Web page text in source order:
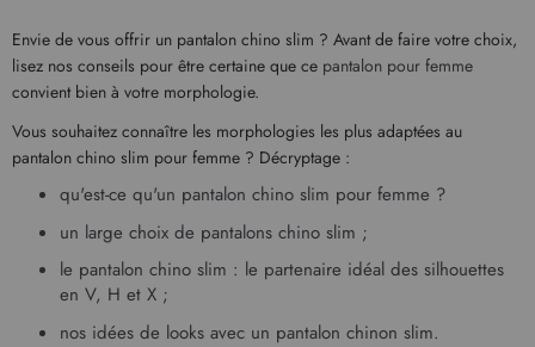
Envie de vous offrir un pantalon chino slim ? Avant de faire votre choix,
lisez nos conseils pour être certaine que ce pantalon pour femme
convient bien à votre morphologie.
Vous souhaitez connaître les morphologies les plus adaptées au
pantalon chino slim pour femme ? Décryptage :
qu'est-ce qu'un pantalon chino slim pour femme ?
un large choix de pantalons chino slim ;
le pantalon chino slim : le partenaire idéal des silhouettes
en V, H et X ;
nos idées de looks avec un pantalon chinon slim.